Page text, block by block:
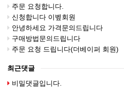
주문 요청합니다.
신청합니다 이벺회원
안녕하세요 가격문의드립니다
구매방법문의드립니다
주문 요청 드립니다(더베이퍼 회원)
최근댓글
비밀댓글입니다.